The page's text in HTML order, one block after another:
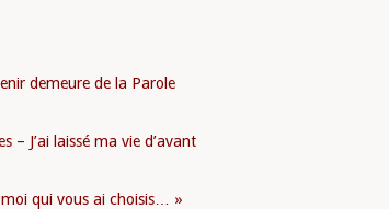
demeure de la Parole
– J’ai laissé ma vie d’avant
moi qui vous ai choisis… »